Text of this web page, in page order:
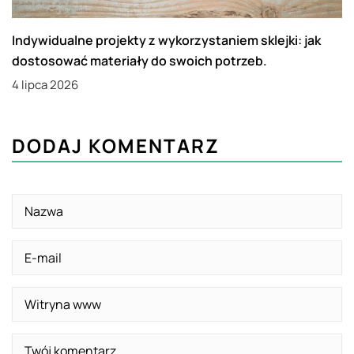
Indywidualne projekty z wykorzystaniem sklejki: jak
dostosować materiały do swoich potrzeb.
4 lipca 2026
DODAJ KOMENTARZ